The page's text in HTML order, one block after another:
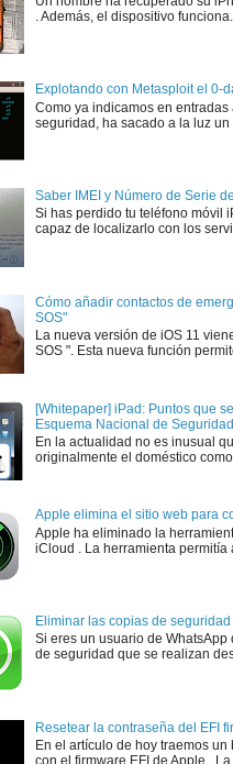
. Además, el dispositivo
Explotando con Metasploit el 0-
Como ya indicamos en
seguridad, ha sacado a la luz un
Saber IMEI y Número de Serie
Si has perdido tu teléfono móvil
capaz de localizarlo con los
Cómo añadir contactos de
SOS"
La nueva versión de iOS 11
SOS ". Esta nueva función
[Whitepaper] iPad: Puntos que
Esquema Nacional de Seguridad
En la actualidad no es inusual
originalmente el doméstico
Apple elimina el sitio web para
Apple ha eliminado la
iCloud . La herramienta permitía
Eliminar las copias de
Si eres un usuario de
de seguridad que se realizan
Resetear la contraseña del EFI
En el artículo de hoy traemos